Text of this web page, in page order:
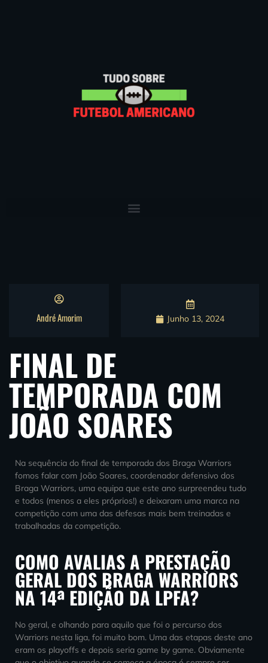
André Amorim Junho 13, 2024
FINAL DE
TEMPORADA COM
JOÃO SOARES
Na sequência do final de temporada dos Braga Warriors
fomos falar com João Soares, coordenador defensivo dos
Braga Warriors, uma equipa que este ano surpreendeu tudo
e todos (menos a eles próprios!) e deixaram uma marca na
competição com uma das defesas mais bem treinadas e
trabalhadas da competição.
COMO AVALIAS A PRESTAÇÃO
GERAL DOS BRAGA WARRIORS
NA 14ª EDIÇÃO DA LPFA?
No geral, e olhando para aquilo que foi o percurso dos
Warriors nesta liga, foi muito bom. Uma das etapas deste ano
eram os playoffs e depois seria game by game. Obviamente